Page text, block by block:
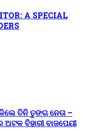
A SPECIAL
ତିନି ତୁଙ୍ଗ ନେତା –
ବିହାରୀ ବାଜପେୟୀ